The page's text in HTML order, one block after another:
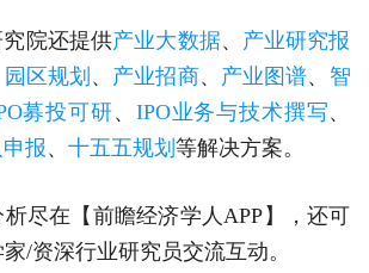
院还提供产业大数据、 产业研究报
园区规划 、 产业招商、 产业图谱、 智
募投可研、 IPO业务与技术撰写、
报、 十五五规划 等解决方案。
尽在【前瞻经济学人APP】，还可
/资深行业研究员交流互动。